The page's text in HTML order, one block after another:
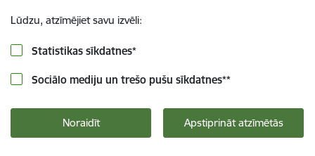
Lūdzu, atzīmējiet savu izvēli:
Statistikas sīkdatnes*
Sociālo mediju un trešo pušu sīkdatnes**
Noraidīt Apstiprināt atzīmētās